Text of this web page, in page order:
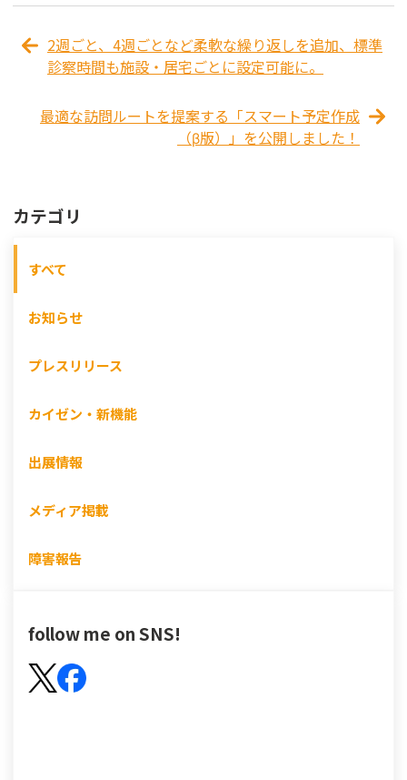
2週ごと、4週ごとなど柔軟な繰り返しを追加、標準
診察時間も施設・居宅ごとに設定可能に。
最適な訪問ルートを提案する「スマート予定作成
（β版）」を公開しました！
カテゴリ
すべて
お知らせ
プレスリリース
カイゼン・新機能
出展情報
メディア掲載
障害報告
follow me on SNS!